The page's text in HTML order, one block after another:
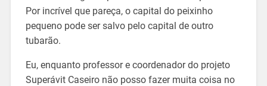
Por incrível que pareça, o capital do peixinho
pequeno pode ser salvo pelo capital de outro
tubarão.
Eu, enquanto professor e coordenador do projeto
Superávit Caseiro não posso fazer muita coisa no